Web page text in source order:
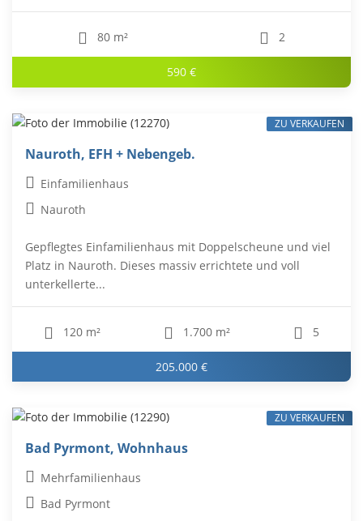
80 m² 2
590 €
Nauroth, EFH + Nebengeb.
Einfamilienhaus
Nauroth
Gepflegtes Einfamilienhaus mit Doppelscheune und viel
Platz in Nauroth. Dieses massiv errichtete und voll
unterkellerte...
120 m² 1.700 m² 5
205.000 €
ZU VERKAUFEN
Bad Pyrmont, Wohnhaus
Mehrfamilienhaus
Bad Pyrmont
ZU VERKAUFEN